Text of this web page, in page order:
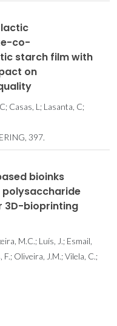
co-
starch film with
on
Casas, L; Lasanta, C;
397.
bioinks
3D-bioprinting
M.C.; Luís, J.; Esmail,
Oliveira, J.M.; Vilela, C.;